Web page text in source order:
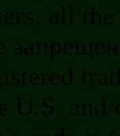
all
U.S.